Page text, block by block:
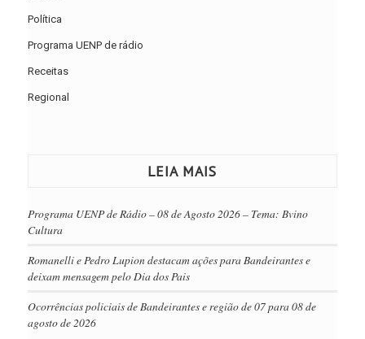
Política
Programa UENP de rádio
Receitas
Regional
LEIA MAIS
Programa UENP de Rádio – 08 de Agosto 2026 – Tema: Bvino
Cultura
Romanelli e Pedro Lupion destacam ações para Bandeirantes e
deixam mensagem pelo Dia dos Pais
Ocorrências policiais de Bandeirantes e região de 07 para 08 de
agosto de 2026